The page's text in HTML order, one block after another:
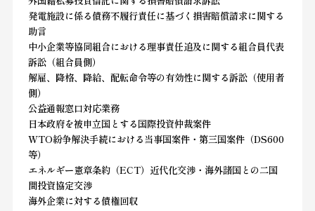
発電施設に係る債務不履行責任に基づく損害賠償請求に関する
助言
中小企業等協同組合における理事責任追及に関する組合員代表
訴訟（組合員側）
解雇、降格、降給、配転命令等の有効性に関する訴訟（使用者
側）
公益通報窓口対応業務
日本政府を被申立国とする国際投資仲裁案件
WTO紛争解決手続における当事国案件・第三国案件（DS600
等）
エネルギー憲章条約（ECT）近代化交渉・海外諸国との二国
間投資協定交渉
海外企業に対する債権回収